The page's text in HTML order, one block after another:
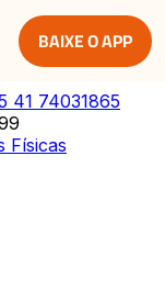
BAIXE O APP
41 74031865
Físicas